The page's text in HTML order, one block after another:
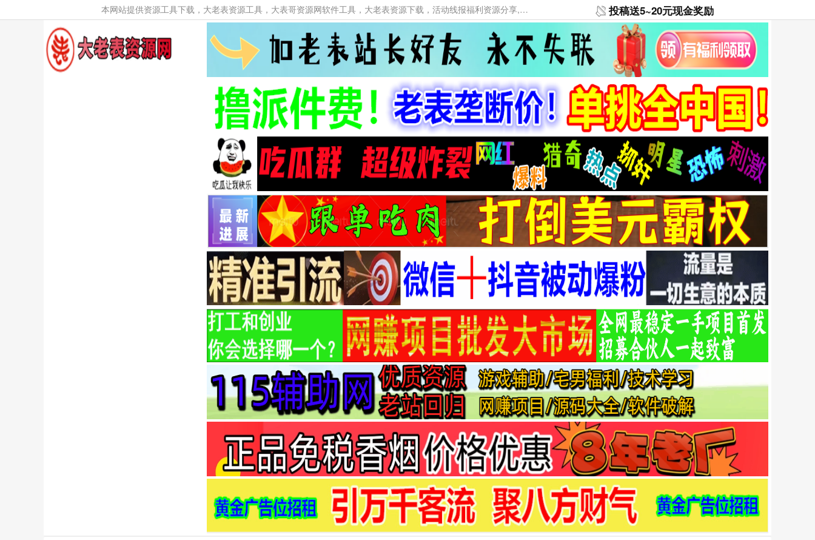
本网站提供资源工具下载，大老表资源工具，大表哥资源网软件工具，大老表资源下载，活动线报福利资源分享,活动线报，大型网游经典游戏，网络热门技术游戏辅助交流与分享。 投稿送5~20元现金奖励